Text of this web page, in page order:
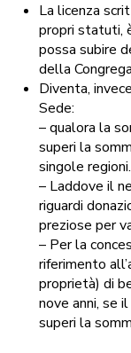
La licenza
propri statuti,
possa subire
della
Diventa,
Sede:
– qualora la
superi la
singole regioni.
– Laddove il
riguardi
preziose per
– Per la
riferimento
proprietà) di
nove anni, se
superi la